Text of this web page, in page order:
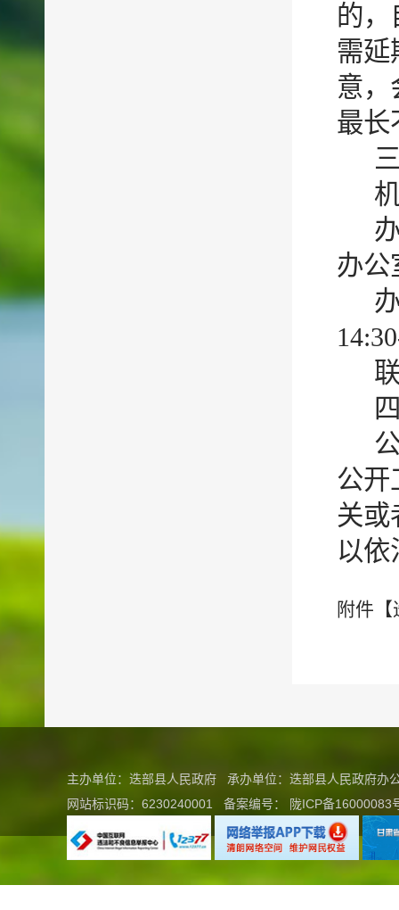
的，
需延
意，
最长
办公
公开
关或
以依
附件【
主办单位：迭部县人民政府 承办单位：迭部县人民政府
网站标识码：6230240001
备案编号： 陇ICP备16000083